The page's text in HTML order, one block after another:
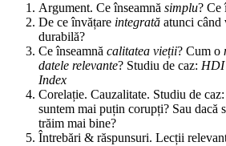
Argument. Ce înseamnă simplu? Ce
De ce învățare integrată atunci când
durabilă?
Ce înseamnă calitatea vieții? Cum o
datele relevante? Studiu de caz: HDI
Index
Corelație. Cauzalitate. Studiu de
suntem mai puțin corupți? Sau dacă
trăim mai bine?
Întrebări & răspunsuri. Lecții